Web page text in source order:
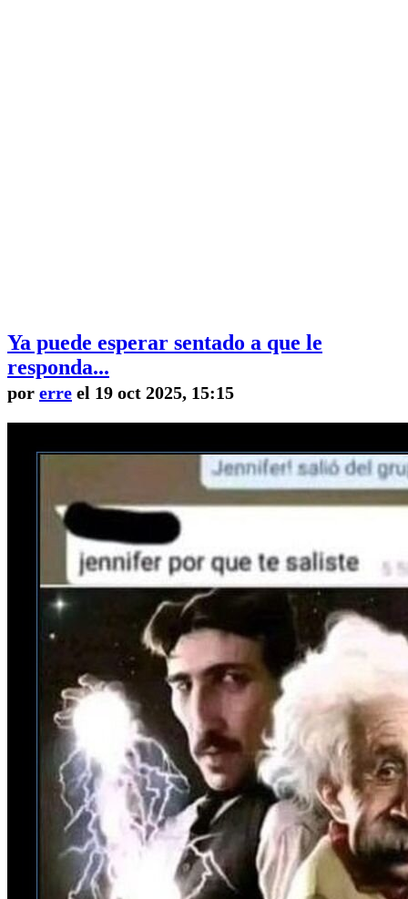
Ya puede esperar sentado a que le
responda...
por erre el 19 oct 2025, 15:15